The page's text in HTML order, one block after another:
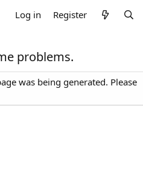
Log in Register
problems.
was being generated. Please